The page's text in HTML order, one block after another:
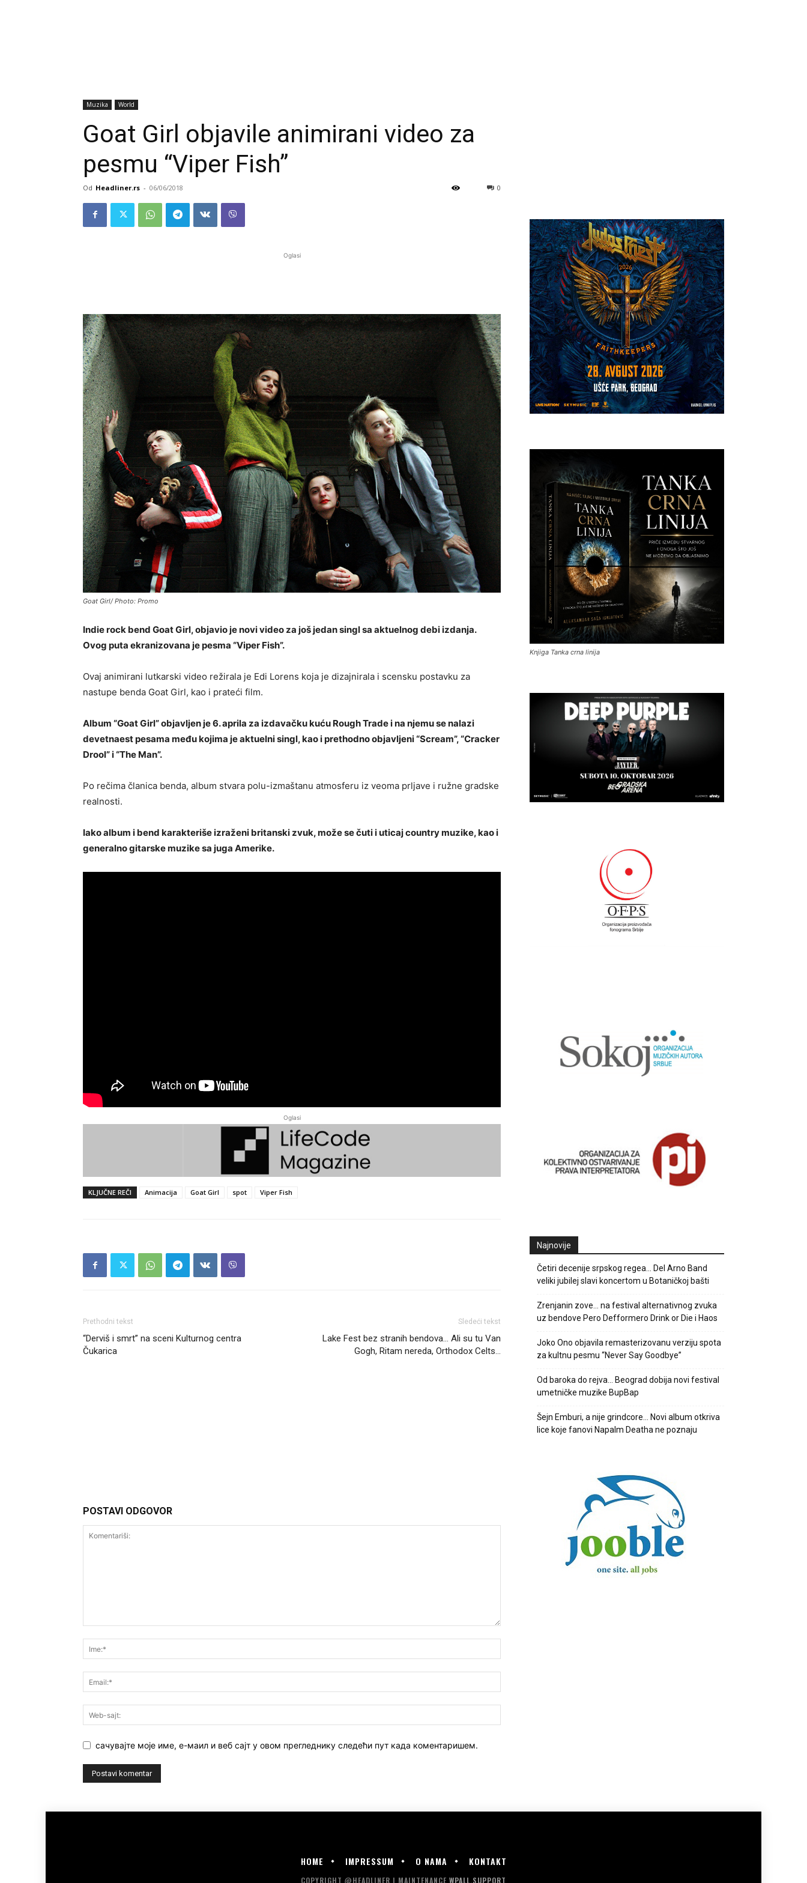
Muzika World
Goat Girl objavile animirani video za
pesmu “Viper Fish”
Od Headliner.rs - 06/06/2018 0
Oglasi
Goat Girl/ Photo: Promo
Indie rock bend Goat Girl, objavio je novi video za još jedan singl sa aktuelnog debi izdanja.
Ovog puta ekranizovana je pesma “Viper Fish”.
Ovaj animirani lutkarski video režirala je Edi Lorens koja je dizajnirala i scensku postavku za
nastupe benda Goat Girl, kao i prateći film.
Album “Goat Girl” objavljen je 6. aprila za izdavačku kuću Rough Trade i na njemu se nalazi
devetnaest pesama među kojima je aktuelni singl, kao i prethodno objavljeni “Scream”, “Cracker
Drool” i “The Man”.
Po rečima članica benda, album stvara polu-izmaštanu atmosferu iz veoma prljave i ružne gradske
realnosti.
Iako album i bend karakteriše izraženi britanski zvuk, može se čuti i uticaj country muzike, kao i
generalno gitarske muzike sa juga Amerike.
Oglasi
KLJUČNE REČI Animacija Goat Girl spot Viper Fish
Prethodni tekst
“Derviš i smrt” na sceni Kulturnog centra
Čukarica
Sledeći tekst
Lake Fest bez stranih bendova… Ali su tu Van
Gogh, Ritam nereda, Orthodox Celts…
POSTAVI ODGOVOR
сачувајте моје име, е-маил и веб сајт у овом прегледнику следећи пут када коментаришем.
Knjiga Tanka crna linija
Najnovije
Četiri decenije srpskog regea… Del Arno Band
veliki jubilej slavi koncertom u Botaničkoj bašti
Zrenjanin zove… na festival alternativnog zvuka
uz bendove Pero Defformero Drink or Die i Haos
Joko Ono objavila remasterizovanu verziju spota
za kultnu pesmu “Never Say Goodbye”
Od baroka do rejva… Beograd dobija novi festival
umetničke muzike BupBap
Šejn Emburi, a nije grindcore… Novi album otkriva
lice koje fanovi Napalm Deatha ne poznaju
HOME IMPRESSUM O NAMA KONTAKT
COPYRIGHT @HEADLINER | MAINTENANCE WPALL.SUPPORT